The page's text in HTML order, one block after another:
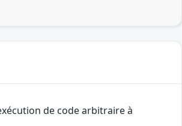
de code arbitraire à